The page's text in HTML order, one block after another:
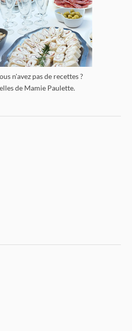
n'avez pas de recettes ?
de Mamie Paulette.